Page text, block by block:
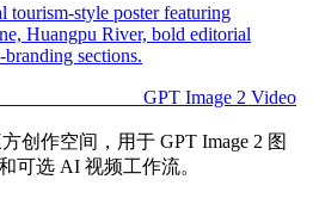
tourism-style poster featuring
Huangpu River, bold editorial
sections.
GPT Image 2 Video
创作空间，用于 GPT Image 2 图
可选 AI 视频工作流。